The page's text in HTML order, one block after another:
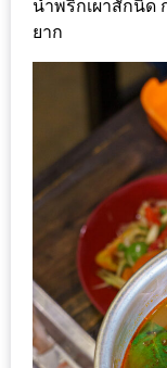
คุณ
แม่
ที่รัก
2560
สบาย
ใจ๋…
สไตล์
นิมมาน
(ดี
น้ำพริกเผาสักนิด
ยาก